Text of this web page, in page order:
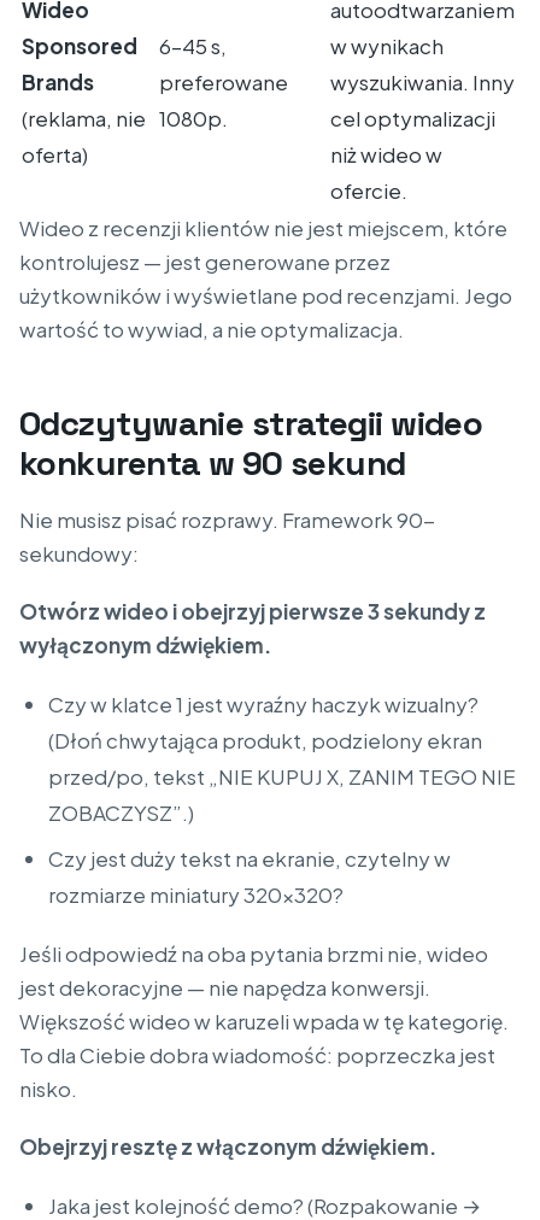
Wideo
Sponsored
Brands
(reklama, nie
oferta)
6–45 s,
preferowane
1080p.
autoodtwarzaniem
w wynikach
wyszukiwania. Inny
cel optymalizacji
niż wideo w
ofercie.
Wideo z recenzji klientów nie jest miejscem, które
kontrolujesz — jest generowane przez
użytkowników i wyświetlane pod recenzjami. Jego
wartość to wywiad, a nie optymalizacja.
Odczytywanie strategii wideo
konkurenta w 90 sekund
Nie musisz pisać rozprawy. Framework 90-
sekundowy:
Otwórz wideo i obejrzyj pierwsze 3 sekundy z
wyłączonym dźwiękiem.
Czy w klatce 1 jest wyraźny haczyk wizualny?
(Dłoń chwytająca produkt, podzielony ekran
przed/po, tekst „NIE KUPUJ X, ZANIM TEGO NIE
ZOBACZYSZ”.)
Czy jest duży tekst na ekranie, czytelny w
rozmiarze miniatury 320×320?
Jeśli odpowiedź na oba pytania brzmi nie, wideo
jest dekoracyjne — nie napędza konwersji.
Większość wideo w karuzeli wpada w tę kategorię.
To dla Ciebie dobra wiadomość: poprzeczka jest
nisko.
Obejrzyj resztę z włączonym dźwiękiem.
Jaka jest kolejność demo? (Rozpakowanie →